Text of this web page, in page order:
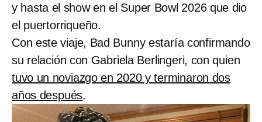
y hasta el show en el Super Bowl 2026 que dio
el puertorriqueño.
Con este viaje, Bad Bunny estaría confirmando
su relación con Gabriela Berlingeri, con quien
tuvo un noviazgo en 2020 y terminaron dos
años después.